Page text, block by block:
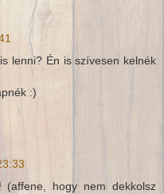
lenni? Én is szívesen kelnék
:)
hogy nem dekkolsz